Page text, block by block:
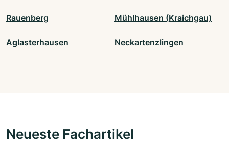
Rauenberg Mühlhausen (Kraichgau)
Aglasterhausen Neckartenzlingen
Neueste Fachartikel